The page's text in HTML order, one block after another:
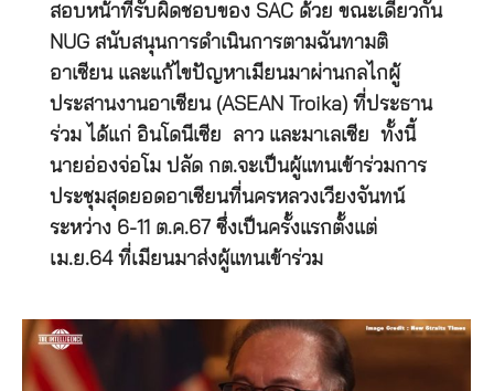
สอบหน้าที่รับผิดชอบของ SAC ด้วย ขณะเดียวกัน
NUG สนับสนุนการดำเนินการตามฉันทามติ
อาเซียน และแก้ไขปัญหาเมียนมาผ่านกลไกผู้
ประสานงานอาเซียน (ASEAN Troika) ที่ประธาน
ร่วม ได้แก่ อินโดนีเซีย ลาว และมาเลเซีย ทั้งนี้
นายอ่องจ่อโม ปลัด กต.จะเป็นผู้แทนเข้าร่วมการ
ประชุมสุดยอดอาเซียนที่นครหลวงเวียงจันทน์
ระหว่าง 6-11 ต.ค.67 ซึ่งเป็นครั้งแรกตั้งแต่
เม.ย.64 ที่เมียนมาส่งผู้แทนเข้าร่วม